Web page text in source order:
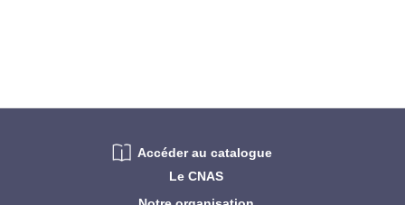
Le CNAS
Accéder au catalogue